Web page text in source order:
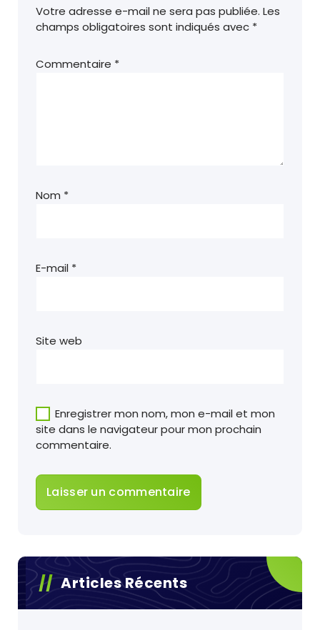
Votre adresse e-mail ne sera pas publiée. Les
champs obligatoires sont indiqués avec *
Commentaire *
Nom *
E-mail *
Site web
Enregistrer mon nom, mon e-mail et mon
site dans le navigateur pour mon prochain
commentaire.
Articles Récents